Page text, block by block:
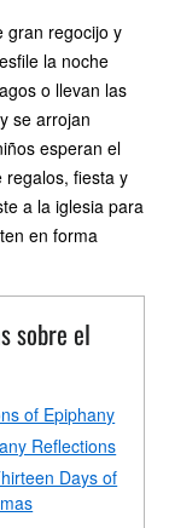
gran regocijo y
la noche
o llevan las
se arrojan
esperan el
regalos, fiesta y
a la iglesia para
en forma
sobre el
of Epiphany
Reflections
Days of